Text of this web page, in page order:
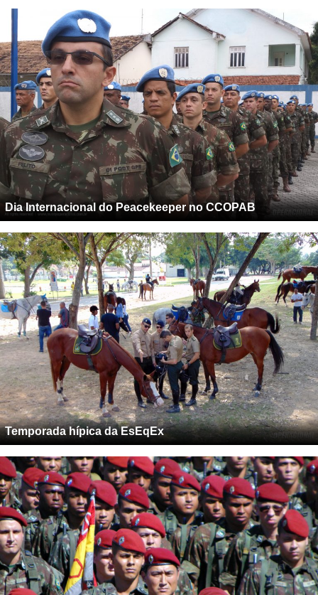
Dia Internacional do Peacekeeper no CCOPAB
Temporada hípica da EsEqEx